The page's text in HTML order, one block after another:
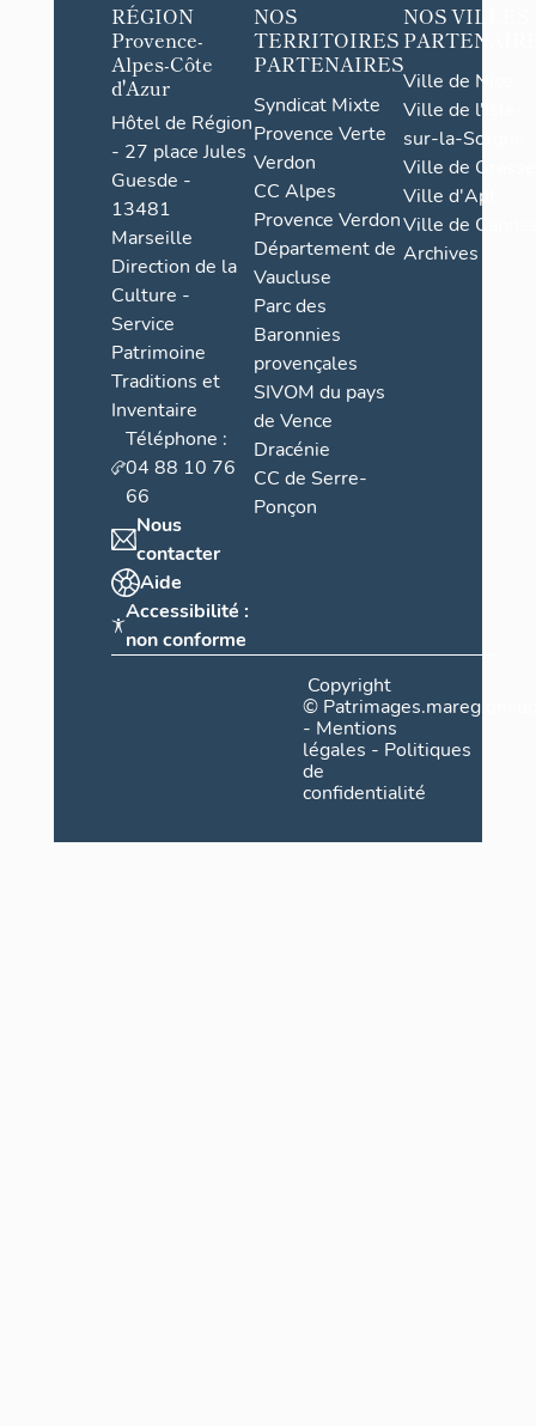
RÉGION
Provence-
Alpes-Côte
d'Azur
Hôtel de Région
- 27 place Jules
Guesde -
13481
Marseille
Direction de la
Culture -
Service
Patrimoine
Traditions et
Inventaire
Téléphone :
04 88 10 76
66
Nous
contacter
Aide
Accessibilité :
non conforme
NOS
TERRITOIRES
PARTENAIRES
Syndicat Mixte
Provence Verte
Verdon
CC Alpes
Provence Verdon
Département de
Vaucluse
Parc des
Baronnies
provençales
SIVOM du pays
de Vence
Dracénie
CC de Serre-
Ponçon
NOS VILLES
Ville de Nice
Ville de l'Isle-
sur-la-Sorgue
Ville de Grasse
Ville d'Apt
Ville de
Archives
Copyright
©
- Mentions
légales - Politiques
de
confidentialité